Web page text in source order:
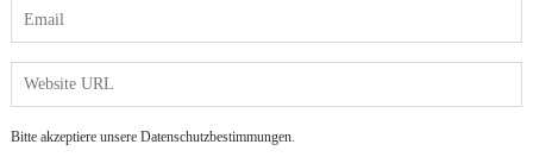
Bitte akzeptiere unsere Datenschutzbestimmungen.